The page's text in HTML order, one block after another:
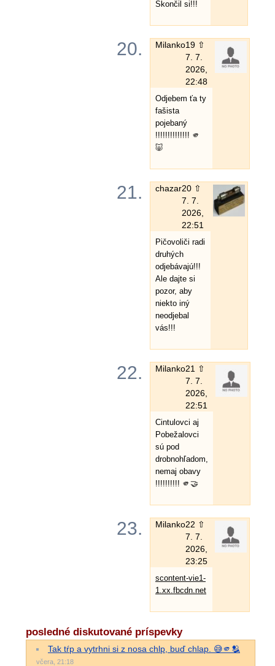
Skončil si!!!
20. Milanko19 ⇧
7. 7.
2026,
22:48
Odjebem ťa ty
fašista
pojebaný
!!!!!!!!!!!!!! 🫵
🐷
21. chazar20 ⇧
7. 7.
2026,
22:51
Pičovoliči radi
druhých
odjebávajú!!!
Ale dajte si
pozor, aby
niekto iný
neodjebal
vás!!!
22. Milanko21 ⇧
7. 7.
2026,
22:51
Cintulovci aj
Pobežalovci
sú pod
drobnohľadom,
nemaj obavy
!!!!!!!!!! 🫵🤝
23. Milanko22 ⇧
7. 7.
2026,
23:25
scontent-vie1-
1.xx.fbcdn.net
posledné diskutované príspevky
Tak tŕp a vytrhni si z nosa chlp, buď chlap. 😅🫵🫂
včera, 21:18